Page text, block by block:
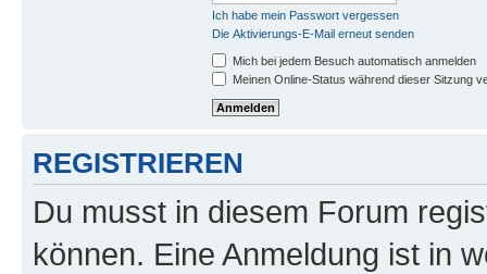
Ich habe mein Passwort vergessen
Die Aktivierungs-E-Mail erneut senden
Mich bei jedem Besuch automatisch anmelden
Meinen Online-Status während dieser Sitzung
REGISTRIEREN
Du musst in diesem Forum
können. Eine Anmeldung ist in